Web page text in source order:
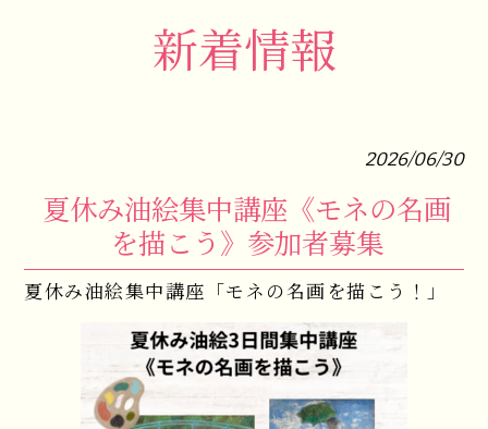
新着情報
2026/06/30
夏休み油絵集中講座《モネの名画
を描こう》参加者募集
夏休み油絵集中講座「モネの名画を描こう！」